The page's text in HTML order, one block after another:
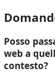
Posso
web a
contesto?